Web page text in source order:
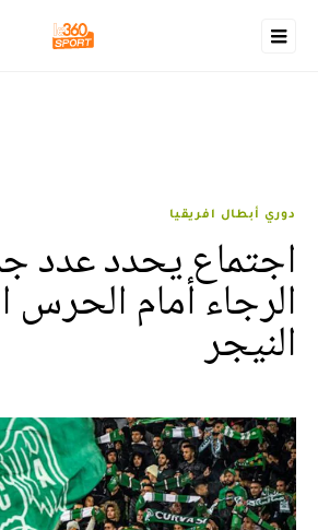
دوري أبطال افريقيا
اجتماع يحدد عدد
الرجاء أمام الحرس
النيجر